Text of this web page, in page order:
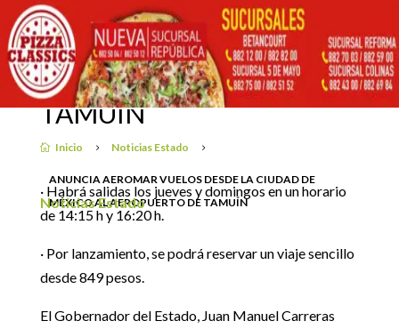
 Inicio 5 Noticias Estado 5
ANUNCIA AEROMAR VUELOS DESDE LA CIUDAD DE
MÉXICO AL AEROPUERTO DE TAMUÍN
ANUNCIA AEROMAR
VUELOS DESDE LA
CIUDAD DE MÉXICO AL
AEROPUERTO DE
TAMUÍN
Noticias Estado
1 julio, 2019
· Habrá salidas los jueves y domingos en un horario
de 14:15 h y 16:20 h.
· Por lanzamiento, se podrá reservar un viaje sencillo
desde 849 pesos.
El Gobernador del Estado, Juan Manuel Carreras